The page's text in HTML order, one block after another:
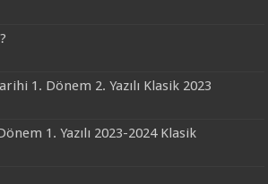
1. Dönem 2. Yazılı Klasik 2023
1. Yazılı 2023-2024 Klasik